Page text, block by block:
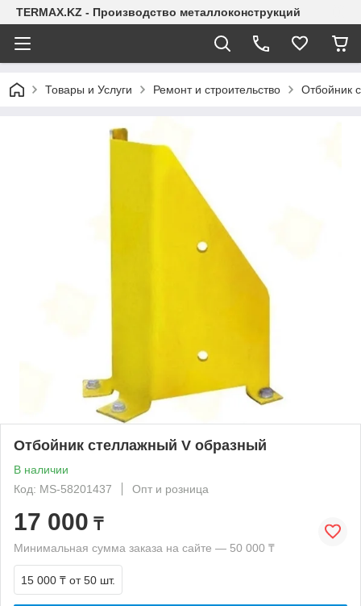
TERMAX.KZ - Производство металлоконструкций
Товары и Услуги Ремонт и строительство Отбойник
Отбойник стеллажный V образный
В наличии
Код: MS-58201437
Опт и розница
17 000 ₸
Минимальная сумма заказа на сайте — 50 000 ₸
15 000 ₸ от 50 шт.